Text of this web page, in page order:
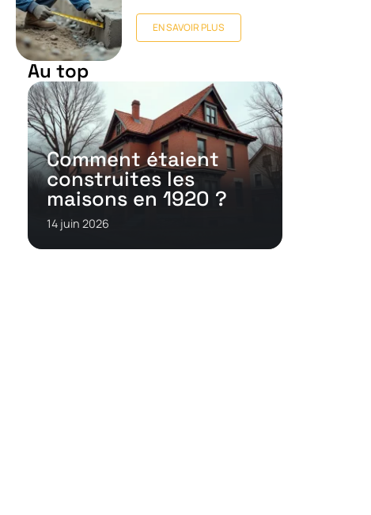
EN SAVOIR PLUS
Au top
Comment étaient
construites les
maisons en 1920 ?
14 juin 2026